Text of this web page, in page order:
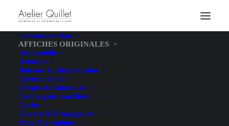
La boutique en ligne
AFFICHES ORIGINALES
Automobile
Aviation
Boisson & Alimentation
Chemin de fer
Cirque & Automate
Compagnie maritime
Cycles
Guerre & Propagande
Jeux Olympiques